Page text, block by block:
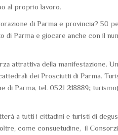
al proprio lavoro.
di Parma e provincia? 50
Parma e giocare anche con il
attrattiva della manifestazione.
dei Prosciutti di Parma.
Parma, tel. 0521 218889;
a tutti i cittadini e turisti di
come consuetudine, il